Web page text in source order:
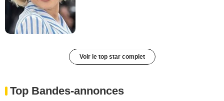
Voir le top star complet
Top Bandes-annonces